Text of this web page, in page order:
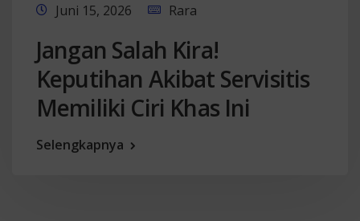
Juni 15, 2026 Rara
Jangan Salah Kira!
Keputihan Akibat Servisitis
Memiliki Ciri Khas Ini
Selengkapnya